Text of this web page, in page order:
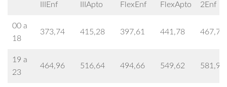
IIIEnf
IIIApto
FlexEnf
FlexApto
2Enf
00 a
18
373,74 415,28 397,61 441,78 467,78
19 a
23
464,96 516,64 494,66 549,62 581,94